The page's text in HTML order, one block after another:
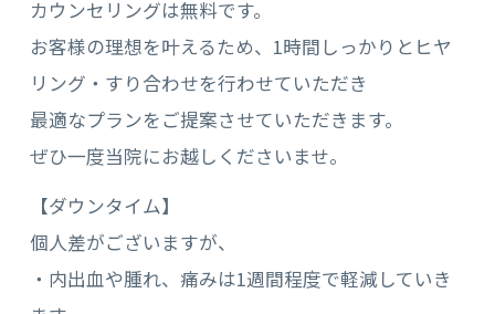
カウンセリングは無料です。
お客様の理想を叶えるため、1時間しっかりとヒヤ
リング・すり合わせを行わせていただき
最適なプランをご提案させていただきます。
ぜひ一度当院にお越しくださいませ。
【ダウンタイム】
個人差がございますが、
・内出血や腫れ、痛みは1週間程度で軽減していき